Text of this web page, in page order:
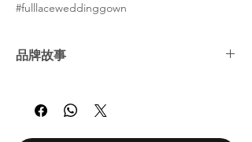
#fulllaceweddinggown
品牌故事
的年輕設計師，她於 2004 年在南加州推出了
自己的第一個婚紗系列，從此成為行業領袖，